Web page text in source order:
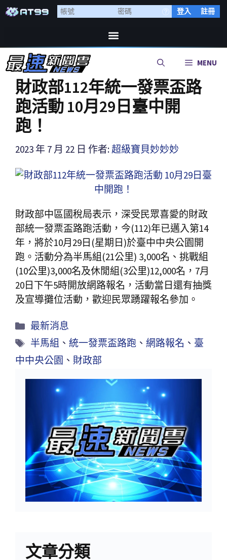
登入 註冊
MENU
財政部112年統一發票盃路
跑活動 10月29日臺中開
跑！
2023 年 7 月 22 日 作者: 超級寶貝妙妙妙
財政部中區國稅局表示，深受民眾喜愛的財政
部統一發票盃路跑活動，今(112)年已邁入第14
年，將於10月29日(星期日)於臺中中央公園開
跑。活動分為半馬組(21公里) 3,000名、挑戰組
(10公里)3,000名及休閒組(3公里)12,000名，7月
20日下午5時開放網路報名，活動當日還有抽獎
及宣導攤位活動，歡迎民眾踴躍報名參加。
最新消息
半馬組 、統一發票盃路跑 、 網路報名 、 臺
中中央公園 、 財政部
文章分類